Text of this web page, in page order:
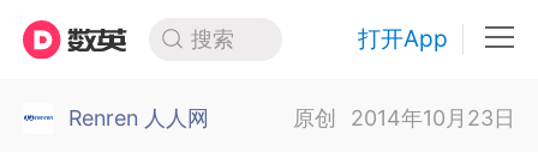
搜索 打开App
Renren 人人网 原创 2014年10月23日